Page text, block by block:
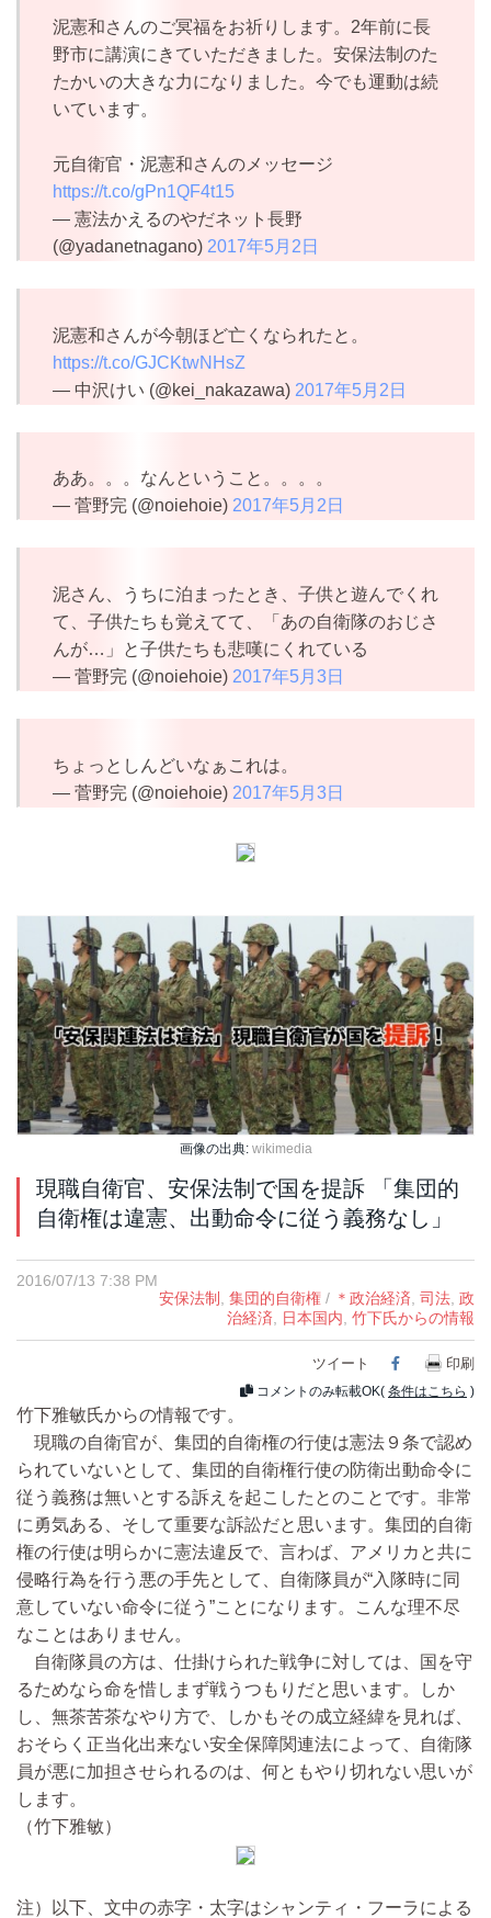
泥憲和さんのご冥福をお祈りします。2年前に長
野市に講演にきていただきました。安保法制のた
たかいの大きな力になりました。今でも運動は続
いています。
元自衛官・泥憲和さんのメッセージ
https://t.co/gPn1QF4t15
— 憲法かえるのやだネット長野
(@yadanetnagano) 2017年5月2日
泥憲和さんが今朝ほど亡くなられたと。
https://t.co/GJCKtwNHsZ
— 中沢けい (@kei_nakazawa) 2017年5月2日
ああ。。。なんということ。。。。
— 菅野完 (@noiehoie) 2017年5月2日
泥さん、うちに泊まったとき、子供と遊んでくれ
て、子供たちも覚えてて、「あの自衛隊のおじさ
んが…」と子供たちも悲嘆にくれている
— 菅野完 (@noiehoie) 2017年5月3日
ちょっとしんどいなぁこれは。
— 菅野完 (@noiehoie) 2017年5月3日
画像の出典: wikimedia
現職自衛官、安保法制で国を提訴 「集団的
自衛権は違憲、出動命令に従う義務なし」
2016/07/13 7:38 PM
安保法制
集団的自衛権 / ＊政治経済 司法 政
治経済
日本国内 竹下氏からの情報
ツイート Facebook
印刷
コメントのみ転載OK( 条件はこちら )
竹下雅敏氏からの情報です。
現職の自衛官が、集団的自衛権の行使は憲法９条で認め
られていないとして、集団的自衛権行使の防衛出動命令に
従う義務は無いとする訴えを起こしたとのことです。非常
に勇気ある、そして重要な訴訟だと思います。集団的自衛
権の行使は明らかに憲法違反で、言わば、アメリカと共に
侵略行為を行う悪の手先として、自衛隊員が“入隊時に同
意していない命令に従う”ことになります。こんな理不尽
なことはありません。
自衛隊員の方は、仕掛けられた戦争に対しては、国を守
るためなら命を惜しまず戦うつもりだと思います。しか
し、無茶苦茶なやり方で、しかもその成立経緯を見れば、
おそらく正当化出来ない安全保障関連法によって、自衛隊
員が悪に加担させられるのは、何ともやり切れない思いが
します。
（竹下雅敏）
注）以下、文中の赤字・太字はシャンティ・フーラによる